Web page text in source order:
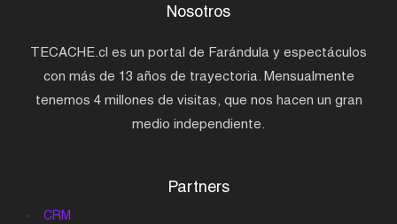
Nosotros
TECACHE.cl es un portal de Farándula y espectáculos
con más de 13 años de trayectoria. Mensualmente
tenemos 4 millones de visitas, que nos hacen un gran
medio independiente.
Partners
CRM